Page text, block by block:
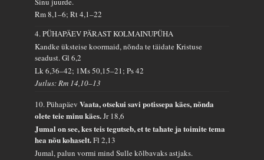
Rm 8,1–6; Rt 4,1–22
4. PÜHAPÄEV PÄRAST KOLMAINUPÜHA
Kandke üksteise koormaid, nõnda te täidate Kristuse
seadust.Gl 6,2
Lk 6,36–42; 1Ms 50,15–21; Ps 42
Jutlus: Rm 14,10–13
10. PühapäevVaata, otsekui savi potissepa käes, nõnda
olete teie minu käes.Jr 18,6
Jumal on see, kes teis tegutseb, et te tahate ja toimite tema
hea nõu kohaselt.Fl 2,13
Jumal, palun vormi mind Sulle kõlbavaks astjaks.